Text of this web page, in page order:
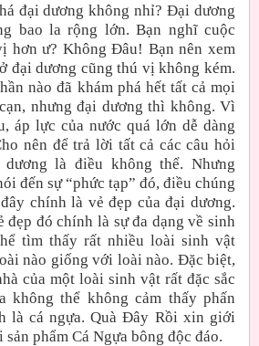
đại dương không nhỉ? Đại dương
bao la rộng lớn. Bạn nghĩ cuộc
hơn ư? Không Đâu! Bạn nên xem
đại dương cũng thú vị không kém.
nào đã khám phá hết tất cả mọi
nhưng đại dương thì không. Vì
áp lực của nước quá lớn dễ dàng
nên để trả lời tất cả các câu hỏi
là điều không thể. Nhưng
đến sự “phức tạp” đó, điều chúng
chính là vẻ đẹp của đại dương.
đó chính là sự đa dạng về sinh
tìm thấy rất nhiều loài sinh vật
nào giống với loài nào. Đặc biệt,
của một loài sinh vật rất đặc sắc
không thể không cảm thấy phấn
là cá ngựa. Quà Đây Rồi xin giới
phẩm Cá Ngựa bông độc đáo.